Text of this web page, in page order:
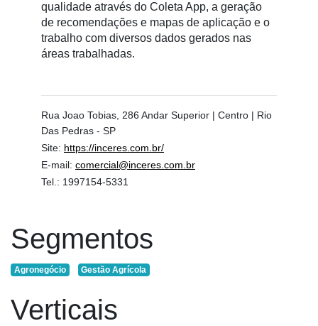
Destaque
Mercado
Cadeira
Agenda
Automação
Robótica
Dados
qualidade através do Coleta App, a geração
de recomendações e mapas de aplicação e o
trabalho com diversos dados gerados nas
áreas trabalhadas.
Rua Joao Tobias, 286 Andar Superior | Centro | Rio
Das Pedras - SP
Site: https://inceres.com.br/
E-mail: comercial@inceres.com.br
Tel.: 1997154-5331
Segmentos
Agronegócio Gestão Agrícola
Verticais